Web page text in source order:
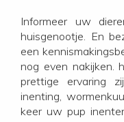
Informeer uw
huisgenootje. En
een
nog even nakijken.
prettige ervaring
inenting,
keer uw pup